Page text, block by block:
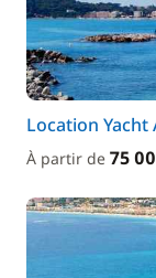
Location Yacht
À partir de 75